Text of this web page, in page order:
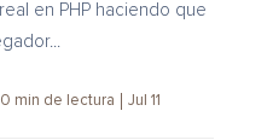
en PHP haciendo que
min de lectura Jul 11